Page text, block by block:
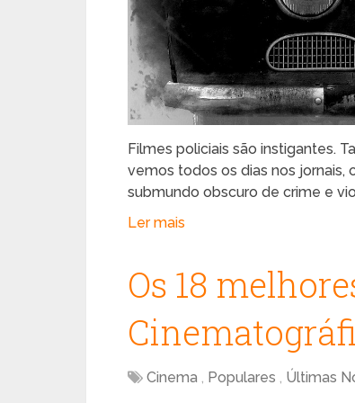
Filmes policiais são instigantes.
vemos todos os dias nos
submundo obscuro de crime e
Ler mais
Os 18
Cinema , Populares , Últimas